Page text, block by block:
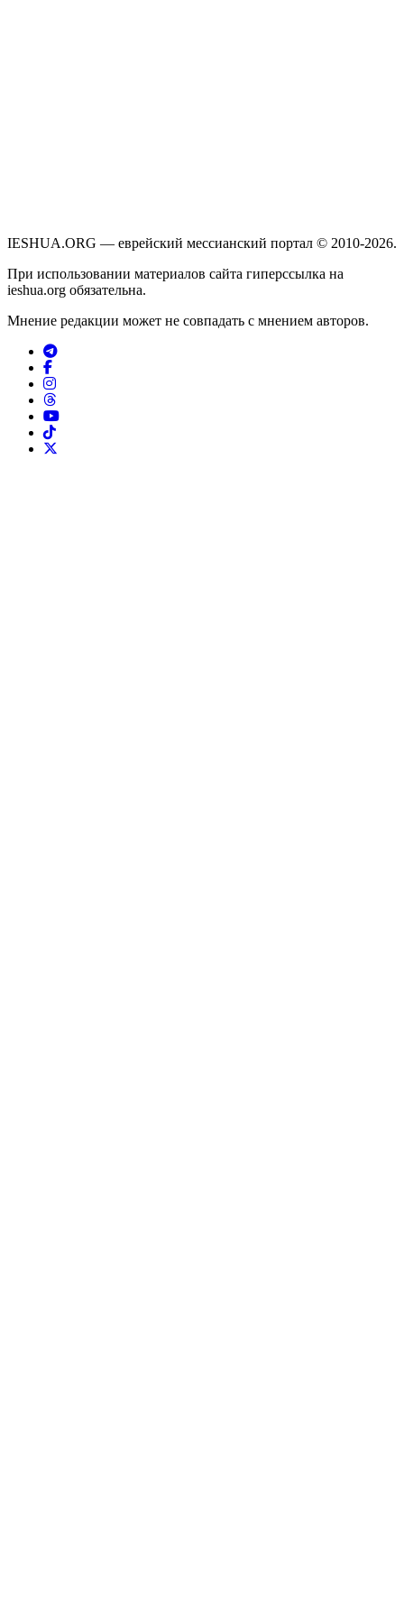
IESHUA.ORG — еврейский мессианский портал © 2010-2026.
При использовании материалов сайта гиперссылка на
ieshua.org обязательна.
Мнение редакции может не совпадать с мнением авторов.